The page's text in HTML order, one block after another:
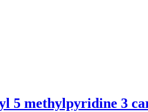
5 methylpyridine 3